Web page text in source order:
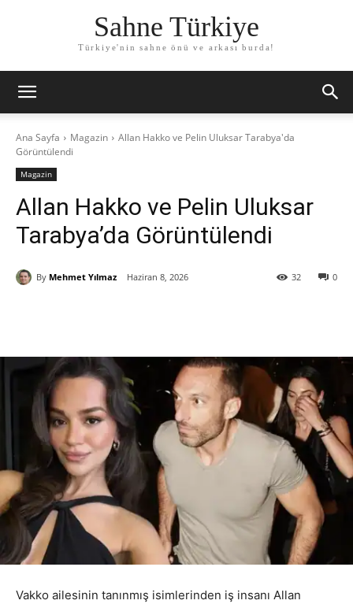
Sahne Türkiye
Türkiye'nin sahne önü ve arkası burda!
Ana Sayfa Magazin
Allan Hakko ve Pelin Uluksar Tarabya'da
Görüntülendi
Magazin
Allan Hakko ve Pelin Uluksar
Tarabya’da Görüntülendi
By Mehmet Yılmaz Haziran 8, 2026 0
32
Vakko ailesinin tanınmış isimlerinden iş insanı Allan